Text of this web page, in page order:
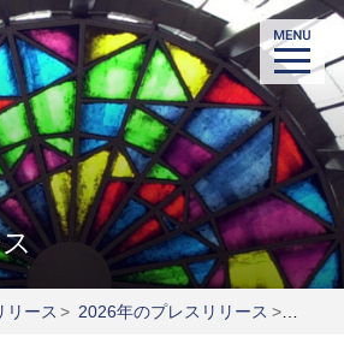
リース > 2026年のプレスリリース >